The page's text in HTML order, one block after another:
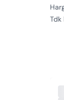
Tipe
Tdk